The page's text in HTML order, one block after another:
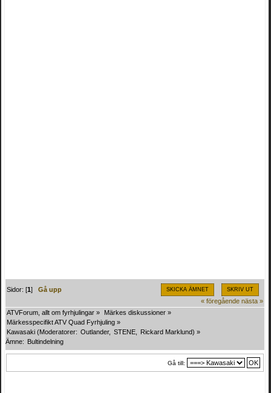
SKICKA ÄMNET SKRIV UT
Sidor: [1]Gå upp
« föregående nästa »
ATVForum, allt om fyrhjulingar » Märkes diskussioner »
Märkesspecifikt ATV Quad Fyrhjuling »
Kawasaki (Moderatorer: Outlander, STENE Rickard Marklund) »
Ämne:
Bultindelning
Gå till: